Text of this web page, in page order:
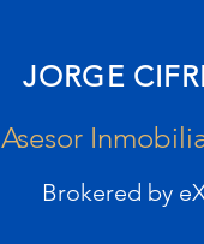
JORGE
Asesor
Brokered by